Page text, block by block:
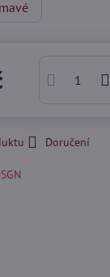
Doručení